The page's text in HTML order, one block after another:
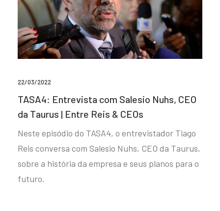
22/03/2022
TASA4: Entrevista com Salesio Nuhs, CEO
da Taurus | Entre Reis & CEOs
Neste episódio do TASA4, o entrevistador Tiago
Reis conversa com Salesio Nuhs, CEO da Taurus,
sobre a história da empresa e seus planos para o
futuro.